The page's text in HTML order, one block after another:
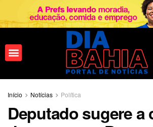
Início Notícias Política
Deputado sugere a